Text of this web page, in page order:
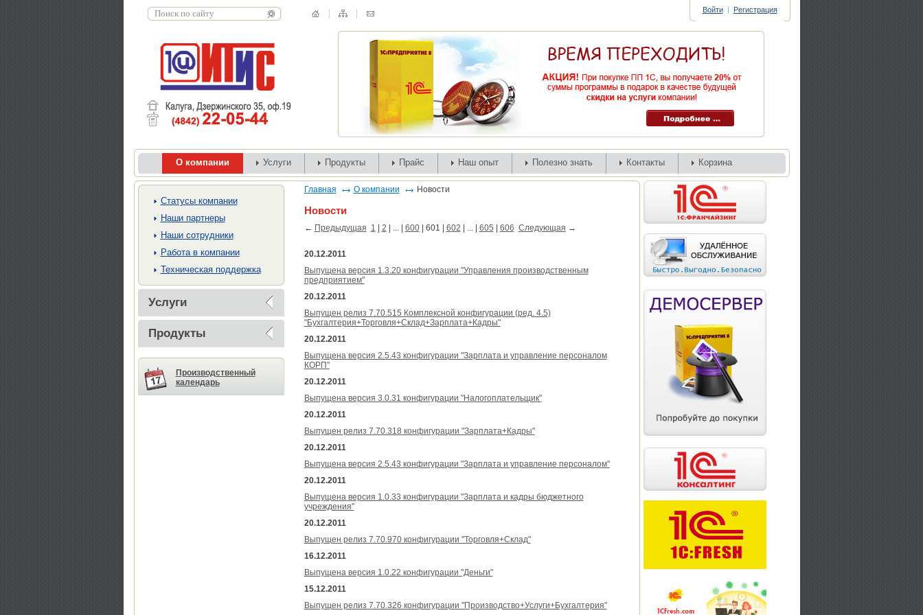
Войти | Регистрация
О компании Услуги Продукты Прайс Наш опыт Полезно знать Контакты Корзина
Cтатусы компании
Наши партнеры
Наши сотрудники
Работа в компании
Техническая поддержка
Услуги
Продукты
Производственный
календарь
Главная О компании Новости
Новости
← Предыдущая 1 2 | ... | 600| 601 602 | ... | 605 606 Следующая →
20.12.2011
Выпущена версия 1.3.20 конфигурации "Управления производственным
предприятием"
20.12.2011
Выпущен релиз 7.70.515 Комплексной конфигурации (ред. 4.5)
"Бухгалтерия+Торговля+Склад+Зарплата+Кадры"
20.12.2011
Выпущена версия 2.5.43 конфигурации "Зарплата и управление персоналом
КОРП"
20.12.2011
Выпущена версия 3.0.31 конфигурации "Налогоплательщик"
20.12.2011
Выпущен релиз 7.70.318 конфигурации "Зарплата+Кадры"
20.12.2011
Выпущена версия 2.5.43 конфигурации "Зарплата и управление персоналом"
20.12.2011
Выпущена версия 1.0.33 конфигурации "Зарплата и кадры бюджетного
учреждения"
20.12.2011
Выпущен релиз 7.70.970 конфигурации "Торговля+Склад"
16.12.2011
Выпущена версия 1.0.22 конфигурации "Деньги"
15.12.2011
Выпущен релиз 7.70.326 конфигурации "Производство+Услуги+Бухгалтерия"